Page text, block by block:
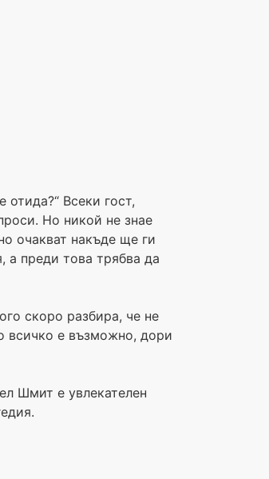
отида?“ Всеки гост,
Но никой не знае
очакват накъде ще ги
а преди това трябва да
скоро разбира, че не
всичко е възможно, дори
Шмит е увлекателен